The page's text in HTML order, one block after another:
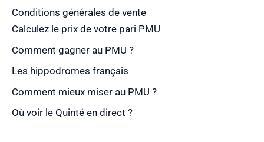
Conditions générales de vente
Calculez le prix de votre pari PMU
Comment gagner au PMU ?
Les hippodromes français
Comment mieux miser au PMU ?
Où voir le Quinté en direct ?